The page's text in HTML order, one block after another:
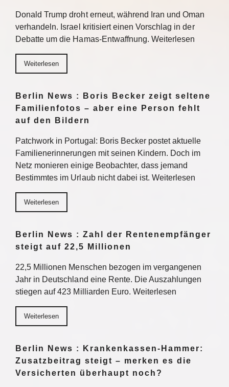
Donald Trump droht erneut, während Iran und Oman
verhandeln. Israel kritisiert einen Vorschlag in der
Debatte um die Hamas-Entwaffnung. Weiterlesen
Weiterlesen
Berlin News : Boris Becker zeigt seltene
Familienfotos – aber eine Person fehlt
auf den Bildern
Patchwork in Portugal: Boris Becker postet aktuelle
Familienerinnerungen mit seinen Kindern. Doch im
Netz monieren einige Beobachter, dass jemand
Bestimmtes im Urlaub nicht dabei ist. Weiterlesen
Weiterlesen
Berlin News : Zahl der Rentenempfänger
steigt auf 22,5 Millionen
22,5 Millionen Menschen bezogen im vergangenen
Jahr in Deutschland eine Rente. Die Auszahlungen
stiegen auf 423 Milliarden Euro. Weiterlesen
Weiterlesen
Berlin News : Krankenkassen-Hammer:
Zusatzbeitrag steigt – merken es die
Versicherten überhaupt noch?